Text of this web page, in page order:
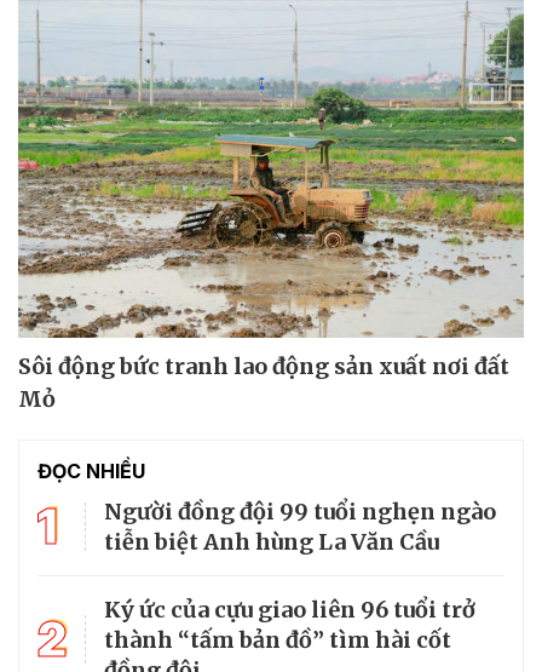
Sôi động bức tranh lao động sản xuất nơi đất
Mỏ
ĐỌC NHIỀU
1
Người đồng đội 99 tuổi nghẹn ngào
tiễn biệt Anh hùng La Văn Cầu
2
Ký ức của cựu giao liên 96 tuổi trở
thành “tấm bản đồ” tìm hài cốt